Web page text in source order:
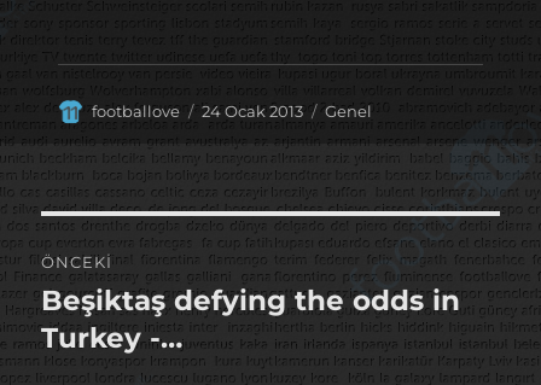
Yazar
footballove
Yayın
24 Ocak 2013 Kategoriler
Genel
Yazı
gezinmesi
ÖNCEKI
Önceki
yazı:
Beşiktaş defying the odds in
Turkey -…